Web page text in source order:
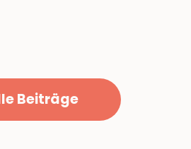
Beiträge